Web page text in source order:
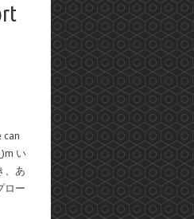
can
い
、あ
ロー